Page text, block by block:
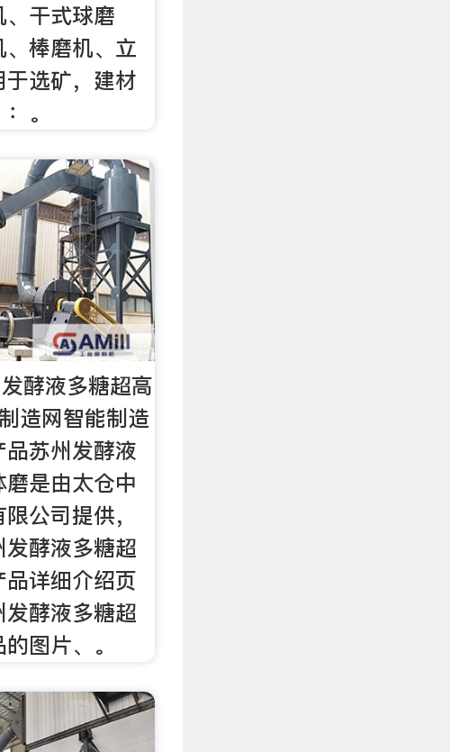
干式球磨
棒磨机、立
选矿，建材
。
酵液多糖超高
造网智能制造
苏州发酵液
是由太仓中
公司提供，
酵液多糖超
详细介绍页
酵液多糖超
图片、。